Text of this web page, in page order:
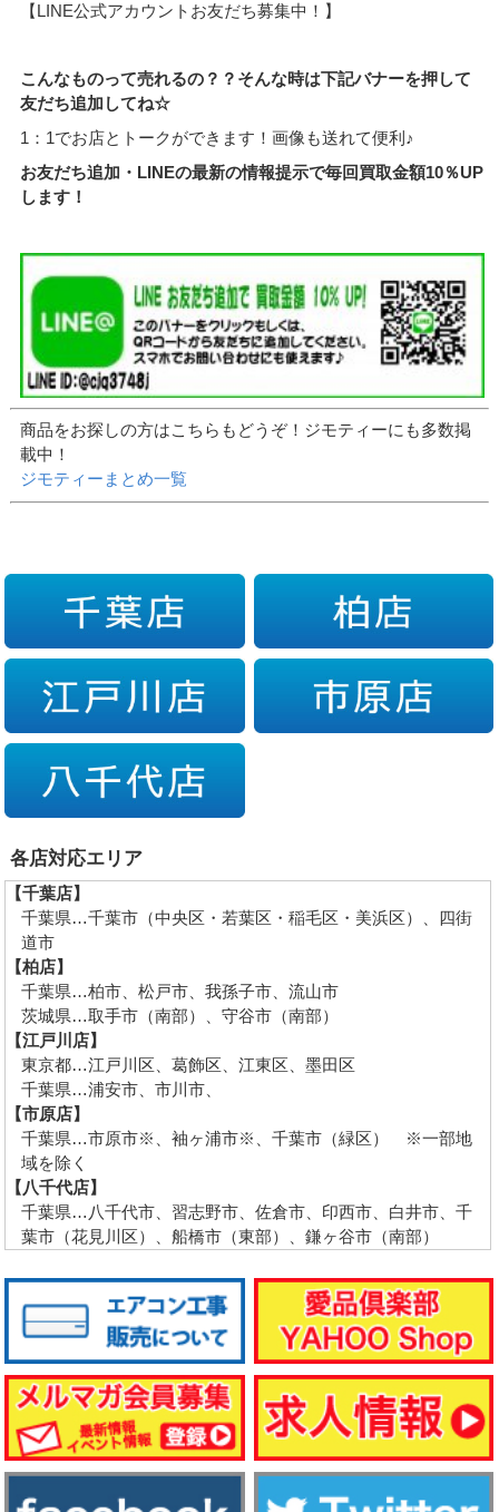
【LINE公式アカウントお友だち募集中！】
こんなものって売れるの？？そんな時は下記バナーを押して
友だち追加してね☆
1：1でお店とトークができます！画像も送れて便利♪
お友だち追加・LINEの最新の情報提示で毎回買取金額10％UP
します！
商品をお探しの方はこちらもどうぞ！ジモティーにも多数掲
載中！
ジモティーまとめ一覧
各店対応エリア
【千葉店】
千葉県…千葉市（中央区・若葉区・稲毛区・美浜区）、四街
道市
【柏店】
千葉県…柏市、松戸市、我孫子市、流山市
茨城県…取手市（南部）、守谷市（南部）
【江戸川店】
東京都…江戸川区、葛飾区、江東区、墨田区
千葉県…浦安市、市川市、
【市原店】
千葉県…市原市※、袖ヶ浦市※、千葉市（緑区） ※一部地
域を除く
【八千代店】
千葉県…八千代市、習志野市、佐倉市、印西市、白井市、千
葉市（花見川区）、船橋市（東部）、鎌ヶ谷市（南部）